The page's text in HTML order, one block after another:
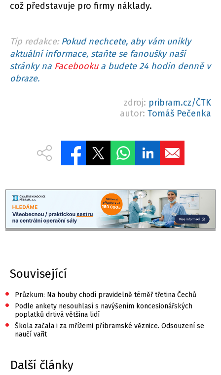
což představuje pro firmy náklady.
Tip redakce: Pokud nechcete, aby vám unikly
aktuální informace, staňte se fanoušky naší
stránky na Facebookua budete 24 hodin denně v
obraze.
zdroj: pribram.cz/ČTK
autor: Tomáš Pečenka
Související
• Průzkum: Na houby chodí pravidelně téměř třetina Čechů
•
Podle ankety nesouhlasí s navýšením koncesionářských
poplatků drtivá většina lidí
•
Škola začala i za mřížemi příbramské věznice. Odsouzení se
naučí vařit
Další články